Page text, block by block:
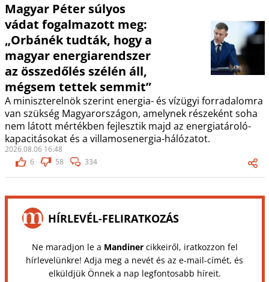
Magyar Péter súlyos
vádat fogalmazott meg:
„Orbánék tudták, hogy a
magyar energiarendszer
az összedőlés szélén áll,
mégsem tettek semmit”
A miniszterelnök szerint energia- és vízügyi forradalomra
van szükség Magyarországon, amelynek részeként soha
nem látott mértékben fejlesztik majd az energiatároló-
kapacitásokat és a villamosenergia-hálózatot.
2026.08.06 16:48
6
58 334
HÍRLEVÉL-FELIRATKOZÁS
Ne maradjon le a Mandinercikkeiről, iratkozzon fel
hírlevelünkre! Adja meg a nevét és az e-mail-címét, és
elküldjük Önnek a nap legfontosabb híreit.